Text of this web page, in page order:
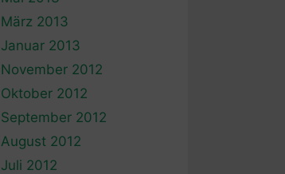
März 2013
Januar 2013
November 2012
Oktober 2012
September 2012
August 2012
Juli 2012